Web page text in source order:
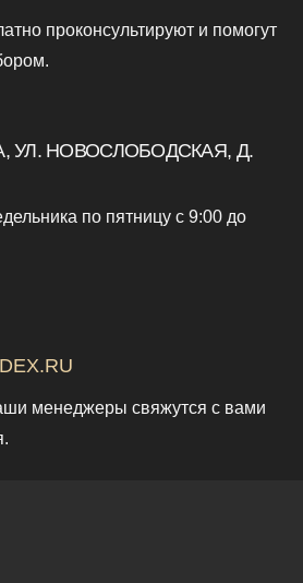
проконсультируют и помогут
УЛ. НОВОСЛОБОДСКАЯ, Д.
по пятницу с 9:00 до
менеджеры свяжутся с вами